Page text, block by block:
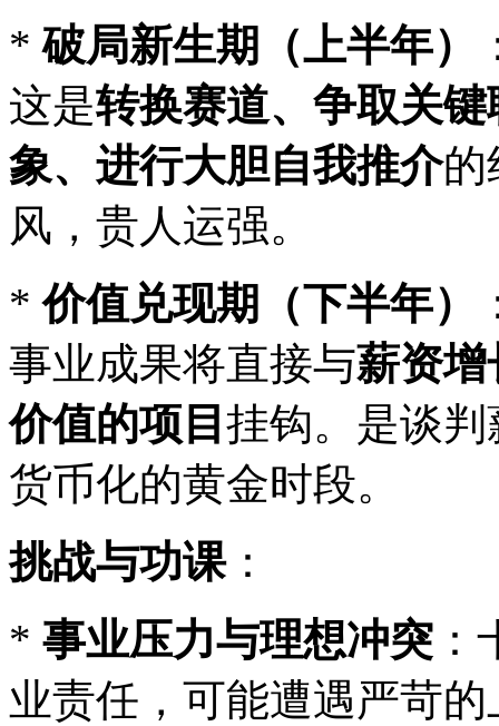
*破局新生期（上半年）
这是转换赛道、争取关
象、进行大胆自我推介的
风，贵人运强。
*价值兑现期（下半年）
事业成果将直接与薪资增
价值的项目 挂钩。是谈
货币化的黄金时段。
挑战与功课：
* 事业压力与理想冲突
业责任，可能遭遇严苛